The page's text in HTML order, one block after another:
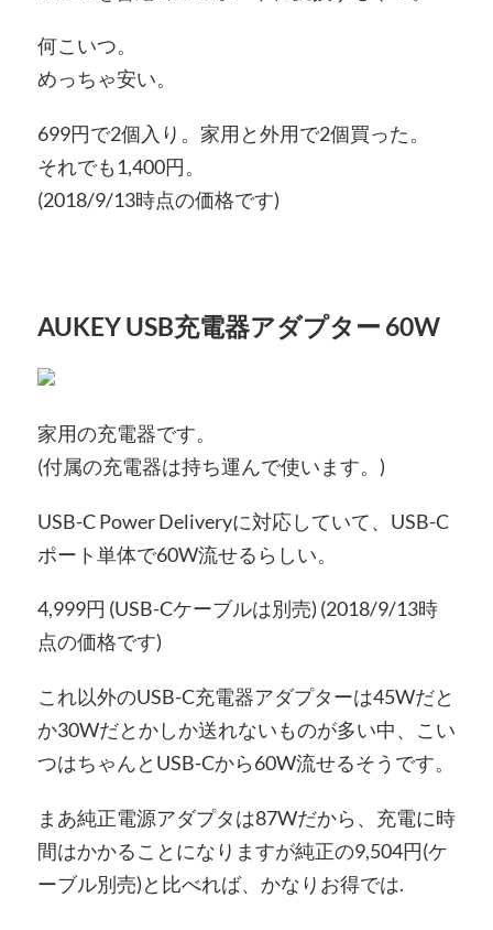
何こいつ。
めっちゃ安い。
699円で2個入り。家用と外用で2個買った。
それでも1,400円。
(2018/9/13時点の価格です)
AUKEY USB充電器アダプター 60W
家用の充電器です。
(付属の充電器は持ち運んで使います。)
USB-C Power Deliveryに対応していて、USB-C
ポート単体で60W流せるらしい。
4,999円 (USB-Cケーブルは別売) (2018/9/13時
点の価格です)
これ以外のUSB-C充電器アダプターは45Wだと
か30Wだとかしか送れないものが多い中、こい
つはちゃんとUSB-Cから60W流せるそうです。
まあ純正電源アダプタは87Wだから、充電に時
間はかかることになりますが純正の9,504円(ケ
ーブル別売)と比べれば、かなりお得では.